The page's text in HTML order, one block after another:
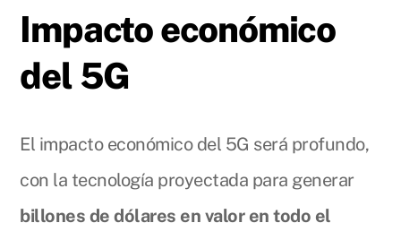
Impacto económico
del 5G
El impacto económico del 5G será profundo,
con la tecnología proyectada para generar
billones de dólares en valor en todo el